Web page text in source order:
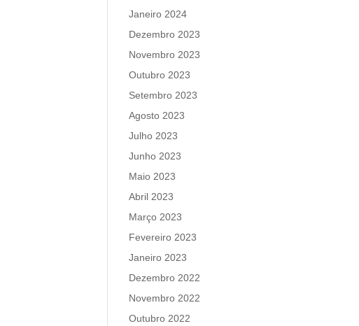
Janeiro 2024
Dezembro 2023
Novembro 2023
Outubro 2023
Setembro 2023
Agosto 2023
Julho 2023
Junho 2023
Maio 2023
Abril 2023
Março 2023
Fevereiro 2023
Janeiro 2023
Dezembro 2022
Novembro 2022
Outubro 2022